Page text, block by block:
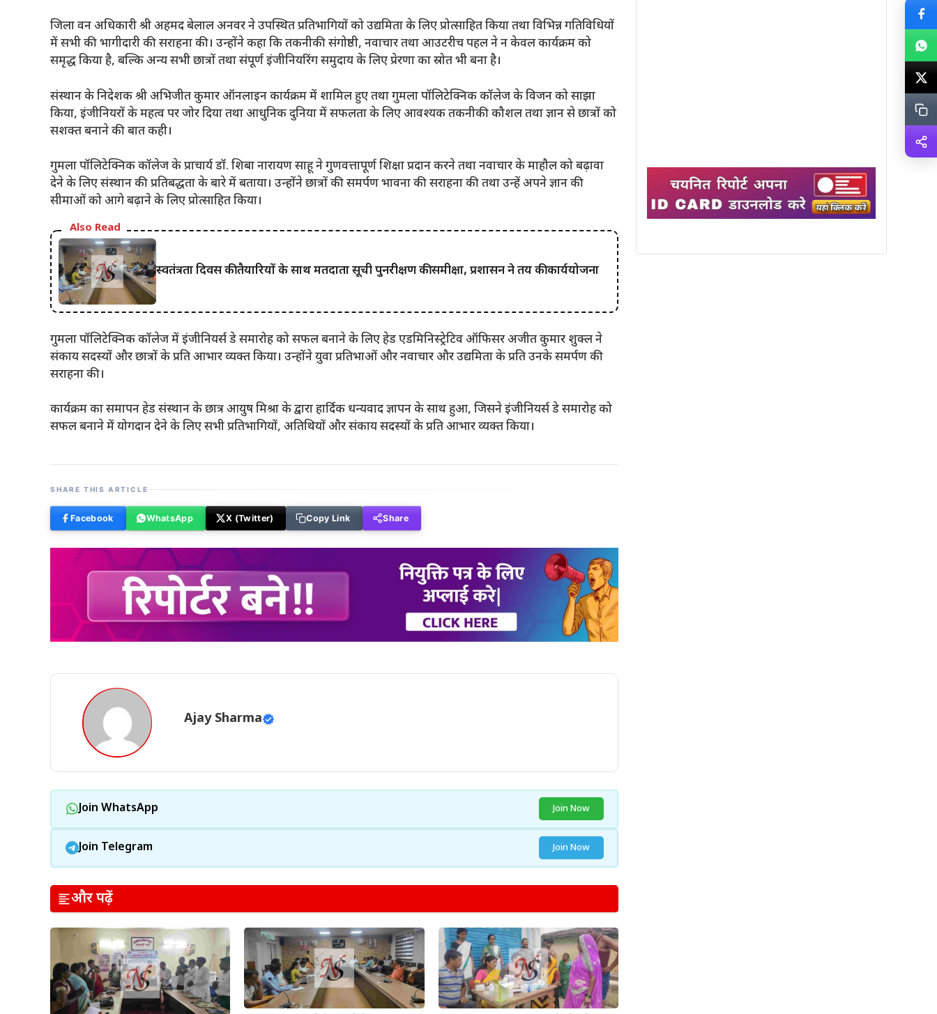
जिला वन अधिकारी श्री अहमद बेलाल अनवर ने उपस्थित प्रतिभागियों को उद्यमिता के लिए प्रोत्साहित किया तथा विभिन्न गतिविधियों
में सभी की भागीदारी की सराहना की। उन्होंने कहा कि तकनीकी संगोष्ठी, नवाचार तथा आउटरीच पहल ने न केवल कार्यक्रम को
समृद्ध किया है, बल्कि अन्य सभी छात्रों तथा संपूर्ण इंजीनियरिंग समुदाय के लिए प्रेरणा का स्रोत भी बना है।
संस्थान के निदेशक श्री अभिजीत कुमार ऑनलाइन कार्यक्रम में शामिल हुए तथा गुमला पॉलिटेक्निक कॉलेज के विजन को साझा
किया, इंजीनियरों के महत्व पर जोर दिया तथा आधुनिक दुनिया में सफलता के लिए आवश्यक तकनीकी कौशल तथा ज्ञान से छात्रों को
सशक्त बनाने की बात कही।
गुमला पॉलिटेक्निक कॉलेज के प्राचार्य डॉ. शिबा नारायण साहू ने गुणवत्तापूर्ण शिक्षा प्रदान करने तथा नवाचार के माहौल को बढ़ावा
देने के लिए संस्थान की प्रतिबद्धता के बारे में बताया। उन्होंने छात्रों की समर्पण भावना की सराहना की तथा उन्हें अपने ज्ञान की
सीमाओं को आगे बढ़ाने के लिए प्रोत्साहित किया।
Also Read
स्वतंत्रता दिवस की तैयारियों के साथ मतदाता सूची पुनरीक्षण की समीक्षा, प्रशासन ने तय की कार्ययोजना
गुमला पॉलिटेक्निक कॉलेज में इंजीनियर्स डे समारोह को सफल बनाने के लिए हेड एडमिनिस्ट्रेटिव ऑफिसर अजीत कुमार शुक्ल ने
संकाय सदस्यों और छात्रों के प्रति आभार व्यक्त किया। उन्होंने युवा प्रतिभाओं और नवाचार और उद्यमिता के प्रति उनके समर्पण की
सराहना की।
कार्यक्रम का समापन हेड संस्थान के छात्र आयुष मिश्रा के द्वारा हार्दिक धन्यवाद ज्ञापन के साथ हुआ, जिसने इंजीनियर्स डे समारोह को
सफल बनाने में योगदान देने के लिए सभी प्रतिभागियों, अतिथियों और संकाय सदस्यों के प्रति आभार व्यक्त किया।
SHARE THIS ARTICLE
Facebook WhatsApp X (Twitter) Copy Link Share
Ajay Sharma
Join WhatsApp Join Now
Join Telegram Join Now
और पढ़ें